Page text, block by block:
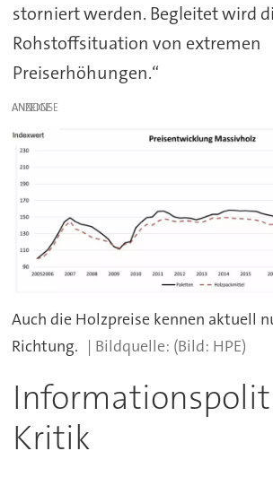
storniert werden. Begleitet wird
Rohstoffsituation von extremen
Preiserhöhungen.“
ANZEIGE
Auch die Holzpreise kennen aktuell
Richtung.
(Bild: HPE)
Kritik